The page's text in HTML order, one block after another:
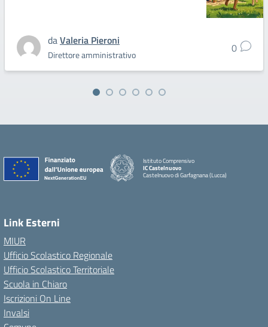
daValeria Pieroni
Direttore amministrativo 0
Istituto Comprensivo
IC Castelnuovo
Castelnuovo di Garfagnana (Lucca)
Link Esterni
MIUR
Ufficio Scolastico Regionale
Ufficio Scolastico Territoriale
Scuola in Chiaro
Iscrizioni On Line
Invalsi